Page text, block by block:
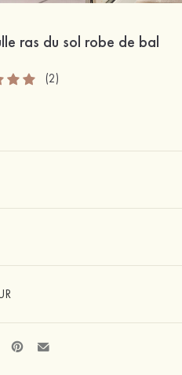
ras du sol robe de bal
(2)